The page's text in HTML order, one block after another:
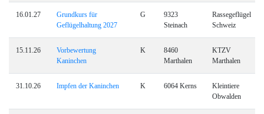
16.01.27
Grundkurs für
Geflügelhaltung 2027
G
9323
Steinach
Rassegeflügel
Schweiz
15.11.26
Vorbewertung
Kaninchen
K
8460
Marthalen
KTZV
Marthalen
31.10.26 Impfen der Kaninchen K 6064 Kerns
Kleintiere
Obwalden